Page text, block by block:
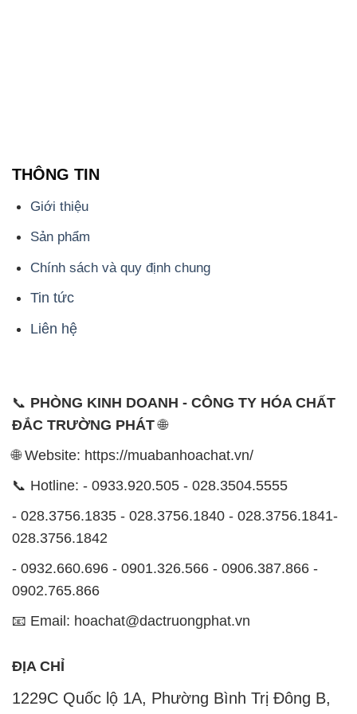
THÔNG TIN
Giới thiệu
Sản phẩm
Chính sách và quy định chung
Tin tức
Liên hệ
📞 PHÒNG KINH DOANH - CÔNG TY HÓA CHẤT
ĐẮC TRƯỜNG PHÁT🌐
🌐 Website: https://muabanhoachat.vn/
📞 Hotline: - 0933.920.505 - 028.3504.5555
- 028.3756.1835 - 028.3756.1840 - 028.3756.1841-
028.3756.1842
- 0932.660.696 - 0901.326.566 - 0906.387.866 -
0902.765.866
📧 Email: hoachat@dactruongphat.vn
ĐỊA CHỈ
1229C Quốc lộ 1A, Phường Bình Trị Đông B,